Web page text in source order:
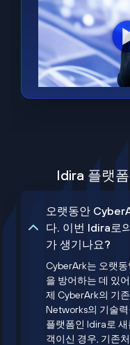
Idira 플랫
오랫동안
다. 이번 Idira로
가 생기나요?
CyberArk는 오랫
을 방어하는 데 있
제 CyberArk의 기
Networks의 기술
플랫폼인 Idira로
객이신 경우, 기존